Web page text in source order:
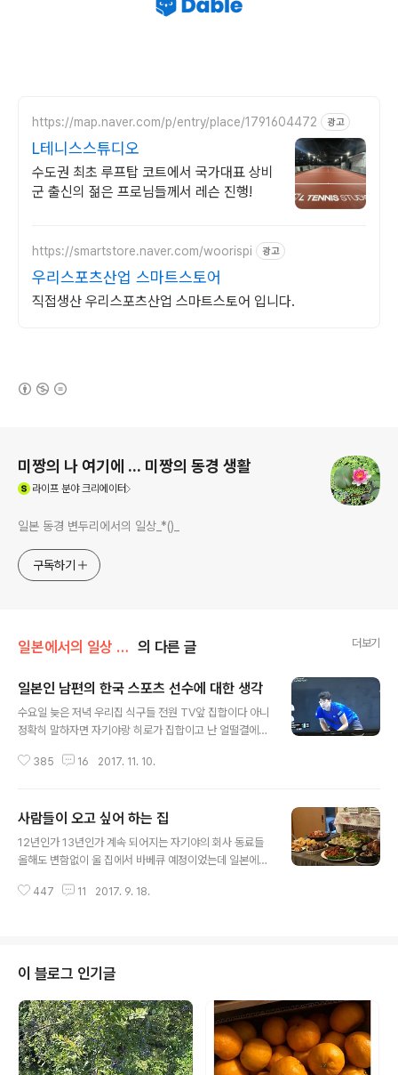
https://map.naver.com/p/entry/place/1791604472 광고
L테니스스튜디오
수도권 최초 루프탑 코트에서 국가대표 상비
군 출신의 젊은 프로님들께서 레슨 진행!
https://smartstore.naver.com/woorispi 광고
우리스포츠산업 스마트스토어
직접생산 우리스포츠산업 스마트스토어 입니다.
미짱의 나 여기에 ... 미짱의 동경 생활
라이프분야 크리에이터
일본 동경 변두리에서의 일상_*()_
구독하기
일본에서의 일상 /사람들.. 의 다른 글 더보기
일본인 남편의 한국 스포츠 선수에 대한 생각
수요일 늦은 저녁 우리집 식구들 전원 TV앞 집합이다 아니
정확히 말하자면 자기야랑 히로가 집합이고 난 얼떨결에
기 위해서다 뭐 우리집에선 테니스를 녹화 해 두었다가 다
진행되니 생중계를 보기 보다는 녹화해두고 다음날 보곤
한다 ) 어 그런데 이 선수는 ..울 나라 선수 정 현 선수?? 자
기야가 내가 흥미가 있거나 말거나 내가 관심이 있거나 말
하는 대회인데 21세 이하 선수들 중에 랭킹이 높은 선수들
385 16 2017. 11. 10.
사람들이 오고 싶어 하는 집
12년인가 13년인가 계속 되어지는 자기야의 회사 동료들
올해도 변함없이 울 집에서 바베큐 예정이었는데 일본에
노는 그 모임을 그냥 넘길수 없다고 다들 우리집으로 몰려
사 동료들의 바베큐는 대충 8명에서 10명 사이가 참석을
한다 10년이상 무슨일이 있어도 계속 참석 하는 멤버가 3
명인데 이 3명은 40대의 총각 1명 40대의 처자가 2명 그
외 3,4명은 가끔 결석도 하는 멤버 이 멤버들도 3, 40대
처녀 총각 또 두어명은 매년 새로운 멤버가 늘었다 줄었다
그렇다 새로운 멤버 ..
447 11 2017. 9. 18.
이 블로그 인기글